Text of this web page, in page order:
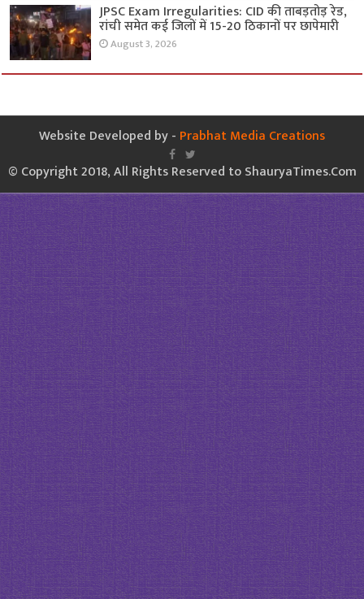
JPSC Exam Irregularities: CID की ताबड़तोड़ रेड,
रांची समेत कई जिलों में 15-20 ठिकानों पर छापेमारी
August 3, 2026
Website Developed by - Prabhat Media Creations
© Copyright 2018, All Rights Reserved to ShauryaTimes.Com